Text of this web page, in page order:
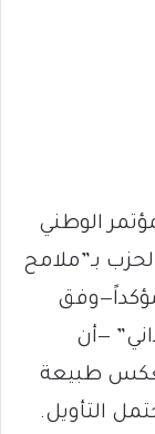
الوطني
بـ”ملامح
—أن
تعكس طبيعة
التأويل.